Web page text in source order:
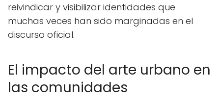
reivindicar y visibilizar identidades que
muchas veces han sido marginadas en el
discurso oficial.
El impacto del arte urbano en
las comunidades